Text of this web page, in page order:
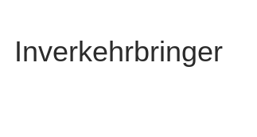
Inverkehrbringer